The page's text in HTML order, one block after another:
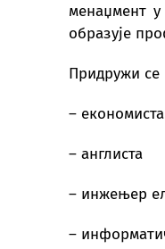
менаџмент
образује
Придружи се
– економиста
– англиста
– инжењер
–